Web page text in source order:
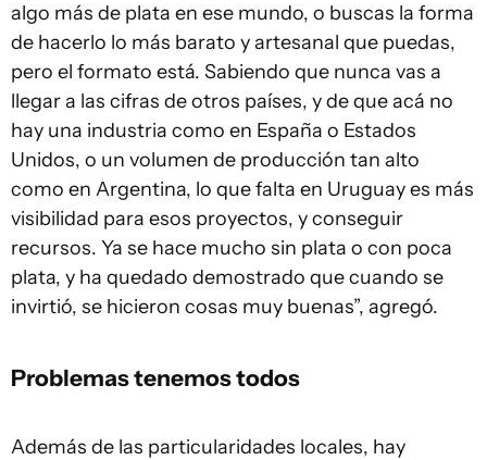
algo más de plata en ese mundo, o buscas la forma
de hacerlo lo más barato y artesanal que puedas,
pero el formato está. Sabiendo que nunca vas a
llegar a las cifras de otros países, y de que acá no
hay una industria como en España o Estados
Unidos, o un volumen de producción tan alto
como en Argentina, lo que falta en Uruguay es más
visibilidad para esos proyectos, y conseguir
recursos. Ya se hace mucho sin plata o con poca
plata, y ha quedado demostrado que cuando se
invirtió, se hicieron cosas muy buenas”, agregó.
Problemas tenemos todos
Además de las particularidades locales, hay